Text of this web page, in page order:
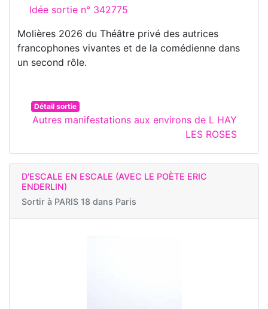
Idée sortie n° 342775
Molières 2026 du Théâtre privé des autrices
francophones vivantes et de la comédienne dans
un second rôle.
Détail sortie
Autres manifestations aux environs de L HAY
LES ROSES
D'ESCALE EN ESCALE (AVEC LE POÈTE ERIC
ENDERLIN)
Sortir à PARIS 18 dans Paris